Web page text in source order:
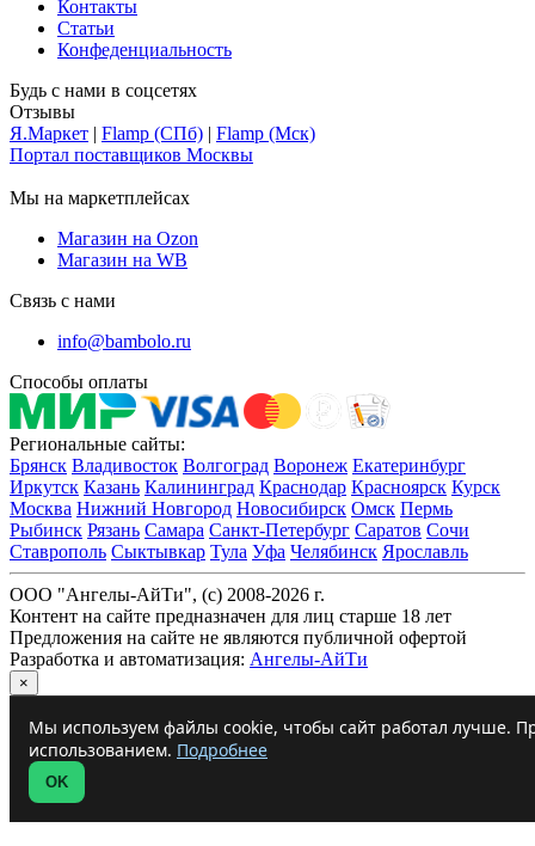
Контакты
Статьи
Конфеденциальность
Будь с нами в соцсетях
Отзывы
Я.Маркет | Flamp (СПб) | Flamp (Мск)
Портал поставщиков Москвы
Мы на маркетплейсах
Магазин на Ozon
Магазин на WB
Связь с нами
info@bambolo.ru
Способы оплаты
Региональные сайты:
Брянск Владивосток Волгоград Воронеж Екатеринбург
Иркутск Казань Калининград Краснодар Красноярск Курск
Москва Нижний Новгород Новосибирск Омск Пермь
Рыбинск Рязань Самара Санкт-Петербург Саратов Сочи
Ставрополь Сыктывкар Тула Уфа Челябинск Ярославль
ООО "Ангелы-АйТи", (c) 2008-2026 г.
Контент на сайте предназначен для лиц старше 18 лет
Предложения на сайте не являются публичной офертой
Разработка и автоматизация: Ангелы-АйТи
×
Мы используем файлы cookie, чтобы сайт работал лучше.
использованием. Подробнее
OK